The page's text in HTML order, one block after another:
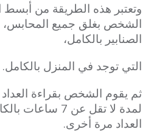
وتعتبر هذه الطريقة من
الشخص بغلق جميع المحابس،
الصنابير بالكامل،
التي توجد في المنزل بالكامل.
ثم يقوم الشخص بقراءة العداد
لمدة لا تقل عن 7
العداد مرة أخرى.